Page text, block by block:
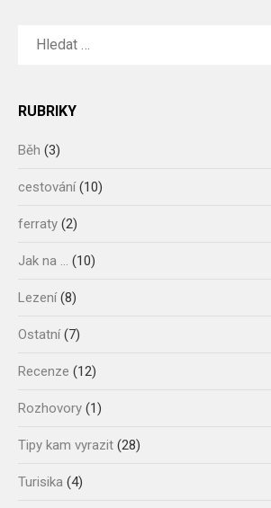
VYHLEDÁVÁNÍ
RUBRIKY
Běh (3)
cestování(10)
ferraty (2)
Jak na … (10)
Lezení(8)
Ostatní(7)
Recenze (12)
Rozhovory (1)
Tipy kam vyrazit (28)
Turisika (4)